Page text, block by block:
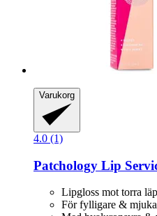
Varukorg
4.0 (1)
Patchology Lip
Lipgloss mot torra
För fylligare &